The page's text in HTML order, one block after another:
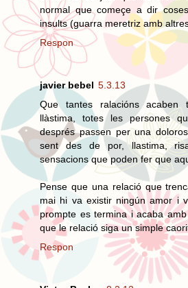
normal que começe a dir
insults (guarra meretriz amb
Respon
javier bebel 5.3.13
Que tantes ralacións
llàstima, totes les persones
després passen per una
sent des de por, llastima,
sensacions que poden fer que
Pense que una relació que
mai hi va existir ningún amor i
prompte es termina i acaba
que le relació siga un simple
Respon